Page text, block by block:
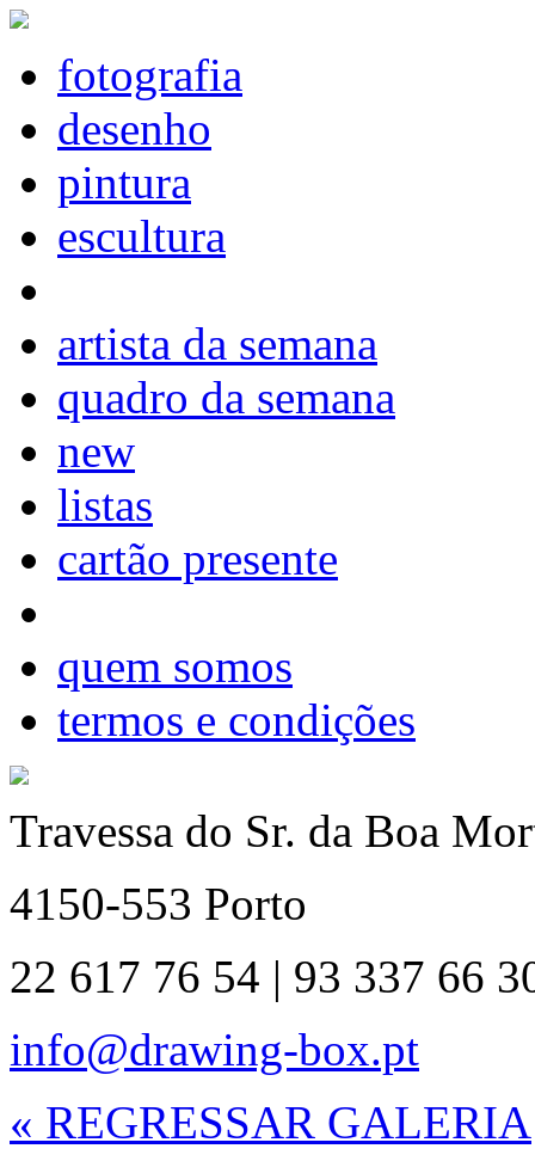
fotografia
desenho
pintura
escultura
artista da semana
quadro da semana
new
listas
cartão presente
quem somos
termos e condições
Travessa do Sr. da Boa
4150-553 Porto
22 617 76 54 | 93 337 66
info@drawing-box.pt
« REGRESSAR GALERIA